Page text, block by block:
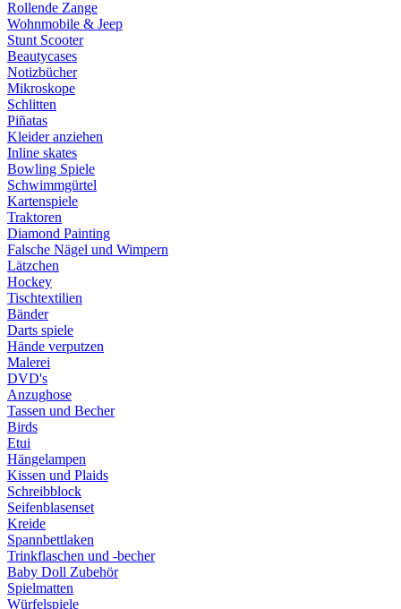
Rollende Zange
Wohnmobile & Jeep
Stunt Scooter
Beautycases
Notizbücher
Mikroskope
Schlitten
Piñatas
Kleider anziehen
Inline skates
Bowling Spiele
Schwimmgürtel
Kartenspiele
Traktoren
Diamond Painting
Falsche Nägel und Wimpern
Lätzchen
Hockey
Tischtextilien
Bänder
Darts spiele
Hände verputzen
Malerei
DVD's
Anzughose
Tassen und Becher
Birds
Etui
Hängelampen
Kissen und Plaids
Schreibblock
Seifenblasenset
Kreide
Spannbettlaken
Trinkflaschen und -becher
Baby Doll Zubehör
Spielmatten
Würfelspiele